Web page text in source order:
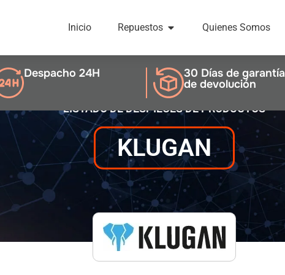
Inicio Repuestos Quienes Somos
Despacho 24H
30 Días de garantía
de devolución
LISTADO DE DESPIECES DE PRODUCTOS
KLUGAN